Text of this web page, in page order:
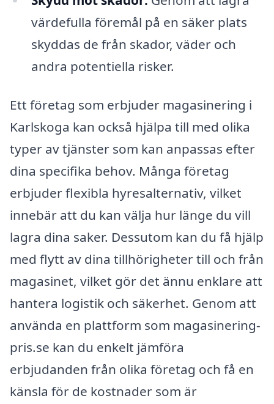
värdefulla föremål på en säker plats
skyddas de från skador, väder och
andra potentiella risker.
Ett företag som erbjuder magasinering i
Karlskoga kan också hjälpa till med olika
typer av tjänster som kan anpassas efter
dina specifika behov. Många företag
erbjuder flexibla hyresalternativ, vilket
innebär att du kan välja hur länge du vill
lagra dina saker. Dessutom kan du få hjälp
med flytt av dina tillhörigheter till och från
magasinet, vilket gör det ännu enklare att
hantera logistik och säkerhet. Genom att
använda en plattform som magasinering-
pris.se kan du enkelt jämföra
erbjudanden från olika företag och få en
känsla för de kostnader som är